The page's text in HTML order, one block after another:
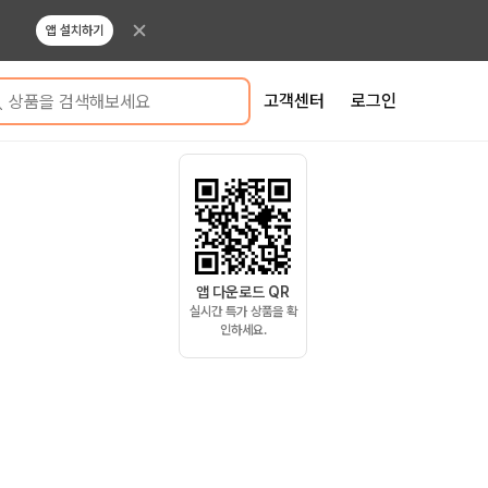
앱 설치하기
상품을 검색해보세요 고객센터 로그인
앱 다운로드 QR
실시간 특가 상품을 확
인하세요.